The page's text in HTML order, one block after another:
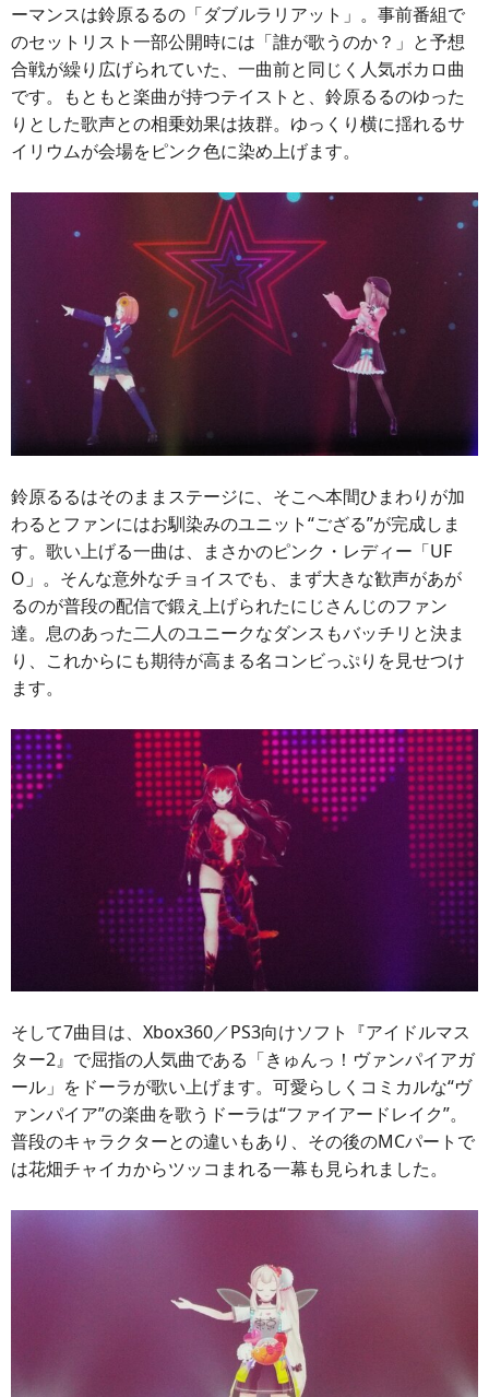
ーマンスは鈴原るるの「ダブルラリアット」。事前番組で
のセットリスト一部公開時には「誰が歌うのか？」と予想
合戦が繰り広げられていた、一曲前と同じく人気ボカロ曲
です。もともと楽曲が持つテイストと、鈴原るるのゆった
りとした歌声との相乗効果は抜群。ゆっくり横に揺れるサ
イリウムが会場をピンク色に染め上げます。
鈴原るるはそのままステージに、そこへ本間ひまわりが加
わるとファンにはお馴染みのユニット“ござる”が完成しま
す。歌い上げる一曲は、まさかのピンク・レディー「UF
O」。そんな意外なチョイスでも、まず大きな歓声があが
るのが普段の配信で鍛え上げられたにじさんじのファン
達。息のあった二人のユニークなダンスもバッチリと決ま
り、これからにも期待が高まる名コンビっぷりを見せつけ
ます。
そして7曲目は、Xbox360／PS3向けソフト『アイドルマス
ター2』で屈指の人気曲である「きゅんっ！ヴァンパイアガ
ール」をドーラが歌い上げます。可愛らしくコミカルな“ヴ
ァンパイア”の楽曲を歌うドーラは“ファイアードレイク”。
普段のキャラクターとの違いもあり、その後のMCパートで
は花畑チャイカからツッコまれる一幕も見られました。